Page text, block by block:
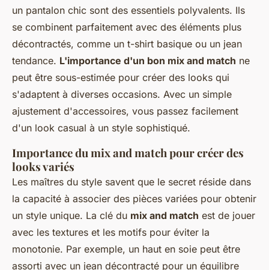
un pantalon chic sont des essentiels polyvalents. Ils
se combinent parfaitement avec des éléments plus
décontractés, comme un t-shirt basique ou un jean
tendance. L'importance d'un bon mix and match ne
peut être sous-estimée pour créer des looks qui
s'adaptent à diverses occasions. Avec un simple
ajustement d'accessoires, vous passez facilement
d'un look casual à un style sophistiqué.
Importance du mix and match pour créer des
looks variés
Les maîtres du style savent que le secret réside dans
la capacité à associer des pièces variées pour obtenir
un style unique. La clé du mix and match est de jouer
avec les textures et les motifs pour éviter la
monotonie. Par exemple, un haut en soie peut être
assorti avec un jean décontracté pour un équilibre